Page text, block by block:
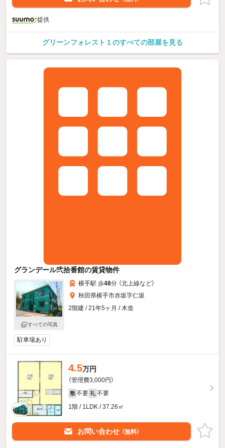
提供
グリーンフォレスト１のすべての部屋を見る
グランデール弐拾番館の賃貸物件
すべての写真
横手駅 歩48分 （北上線など）
秋田県横手市赤坂字仁坂
2階建 / 21年5ヶ月 / 木造
駐車場あり
4.5万円
（管理費3,000円）
敷 不要 礼 不要
1階 / 1LDK / 37.26㎡
お問い合わせ （無料）